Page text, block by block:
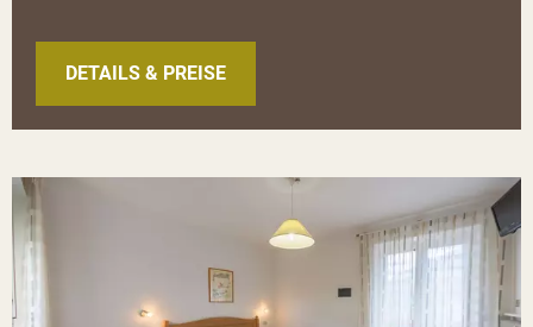
DETAILS & PREISE